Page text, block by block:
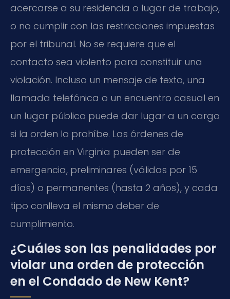
acercarse a su residencia o lugar de trabajo,
o no cumplir con las restricciones impuestas
por el tribunal. No se requiere que el
contacto sea violento para constituir una
violación. Incluso un mensaje de texto, una
llamada telefónica o un encuentro casual en
un lugar público puede dar lugar a un cargo
si la orden lo prohíbe. Las órdenes de
protección en Virginia pueden ser de
emergencia, preliminares (válidas por 15
días) o permanentes (hasta 2 años), y cada
tipo conlleva el mismo deber de
cumplimiento.
¿Cuáles son las penalidades por
violar una orden de protección
en el Condado de New Kent?